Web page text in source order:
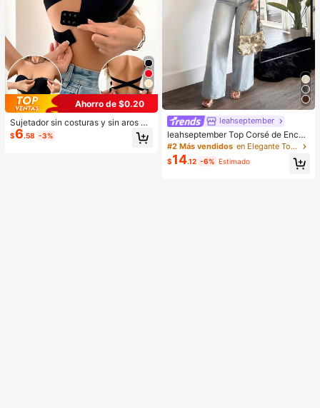
Ahorro de $0.20
Sujetador sin costuras y sin aros pa
ra mujer, sexy con laterales antidesl
izantes, almohadillas extraíbles y e
$6.58 -3%
leahseptember
leahseptember Top Corsé de Encaj
e Marrón de unicolor para Playa de
Verano, Fiestas y Uso Diario
#2 Más vendidos en Elegante Tops de mujer
$14.12 -6% Estimado